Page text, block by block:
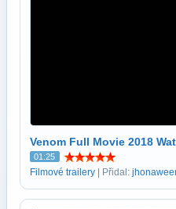
Venom Full Movie 2018
01:25
Filmové trailery | Přidal: